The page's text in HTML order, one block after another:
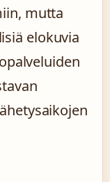
mutta
elokuvia